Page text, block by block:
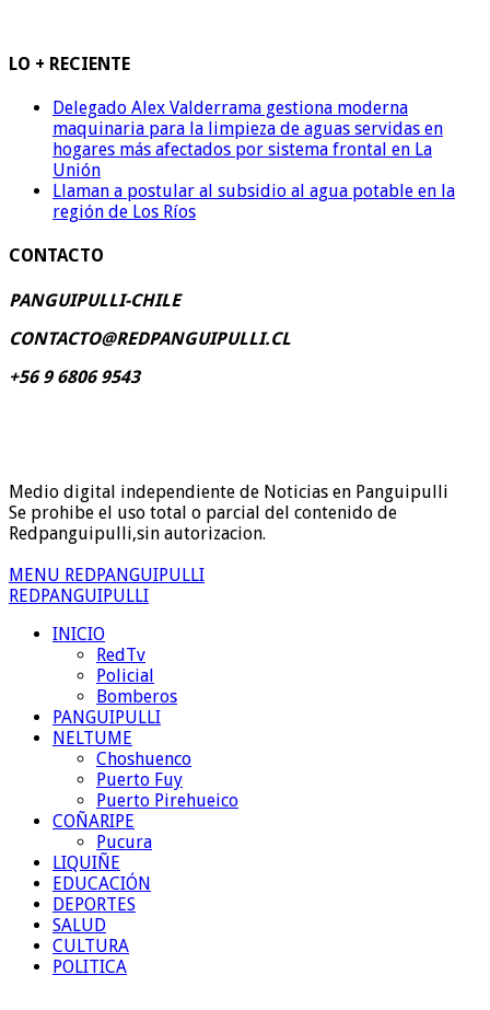
LO + RECIENTE
Delegado Alex Valderrama gestiona moderna
maquinaria para la limpieza de aguas servidas en
hogares más afectados por sistema frontal en La
Unión
Llaman a postular al subsidio al agua potable en la
región de Los Ríos
CONTACTO
PANGUIPULLI-CHILE
CONTACTO@REDPANGUIPULLI.CL
+56 9 6806 9543
Medio digital independiente de Noticias en Panguipulli
Se prohibe el uso total o parcial del contenido de
Redpanguipulli,sin autorizacion.
MENU REDPANGUIPULLI
REDPANGUIPULLI
INICIO
RedTv
Policial
Bomberos
PANGUIPULLI
NELTUME
Choshuenco
Puerto Fuy
Puerto Pirehueico
COÑARIPE
Pucura
LIQUIÑE
EDUCACIÓN
DEPORTES
SALUD
CULTURA
POLITICA